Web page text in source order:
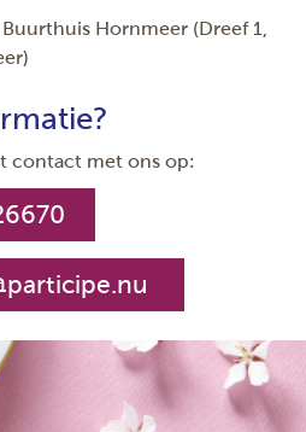
Hornmeer (Dreef 1,
contact met ons op: